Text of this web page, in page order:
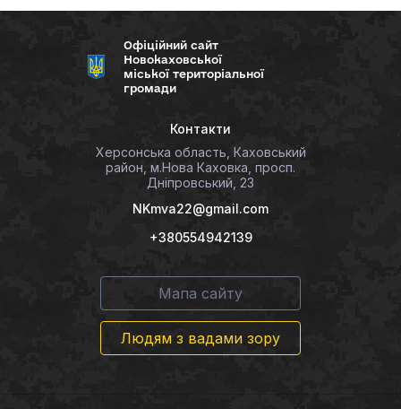
Офіційний сайт
Новокаховської
міської територіальної
громади
Контакти
Херсонська область, Каховський
район, м.Нова Каховка, просп.
Дніпровський, 23
NKmva22@gmail.com
+380554942139
Мапа сайту
Людям з вадами зору